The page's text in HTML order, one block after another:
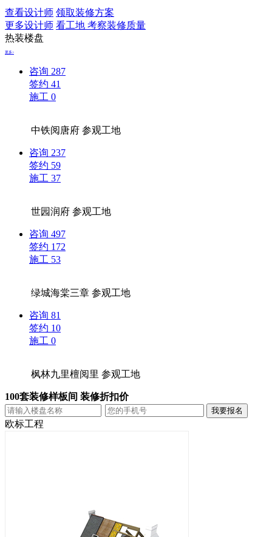
查看设计师 领取装修方案
更多设计师 看工地 考察装修质量
热装楼盘
更多>
咨询 287
签约 41
施工 0
中铁阅唐府参观工地
咨询 237
签约 59
施工 37
世园润府参观工地
咨询 497
签约 172
施工 53
绿城海棠三章参观工地
咨询 81
签约 10
施工 0
枫林九里檀阅里参观工地
100套装修样板间 装修折扣价
欧标工程